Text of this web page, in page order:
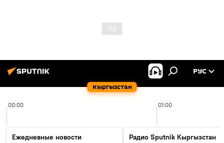
Кыргызстан
РУС
00:00 01:00
Ежедневные новости
Радио Sputnik Кыргызстан